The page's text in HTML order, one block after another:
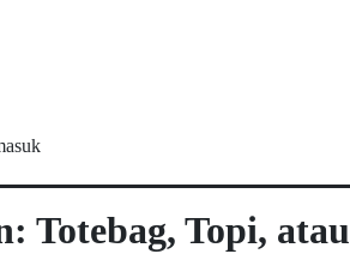
Totebag, Topi, atau